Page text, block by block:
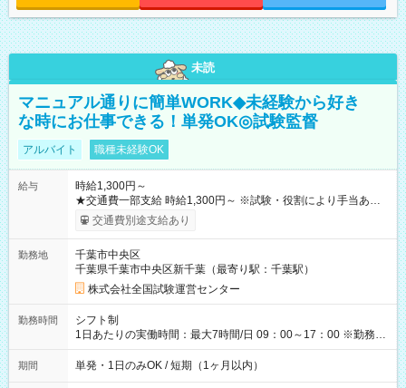
未読
マニュアル通りに簡単WORK◆未経験から好き
な時にお仕事できる！単発OK◎試験監督
アルバイト 職種未経験OK
給与
時給1,300円～
★交通費一部支給 時給1,300円～ ※試験・役割により手当あり
※勤務回数により昇給あり 【即給（前払い）オプションあ
り！】 希望される場合、勤務から1週間ほどで給与の一部を受け
例】 ・河合塾模擬試験 8:30～17:30（休憩1時間） 時給1,300円
×8時間＝日収10,400円＋交通費 ※当日の役割により時給＋100
円の場合あり ・国家試験 7:00～13:30（休憩なし） 時給1,300
円（役割手当＋100円）×6時間＝日収8,400円＋交通費 【試用期
間】試用期間なし
交通費別途支給あり
勤務地
千葉市中央区
千葉県千葉市中央区新千葉（最寄り駅：千葉駅）
株式会社全国試験運営センター
勤務時間
シフト制
1日あたりの実働時間：最大7時間/日 09：00～17：00 ※勤務時
間は 試験により異なります。
期間 単発・1日のみOK / 短期（1ヶ月以内）